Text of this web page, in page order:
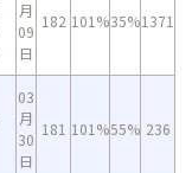
月
09
日
182 101%35%1371
03
月
30
日
181 101%55% 236